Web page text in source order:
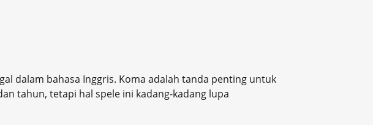
dalam bahasa Inggris. Koma adalah tanda penting untuk
tahun, tetapi hal spele ini kadang-kadang lupa